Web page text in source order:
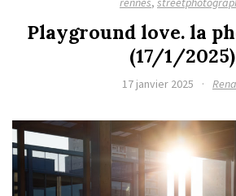
Playground love. la
(17/1/2025)
17 janvier 2025 ·